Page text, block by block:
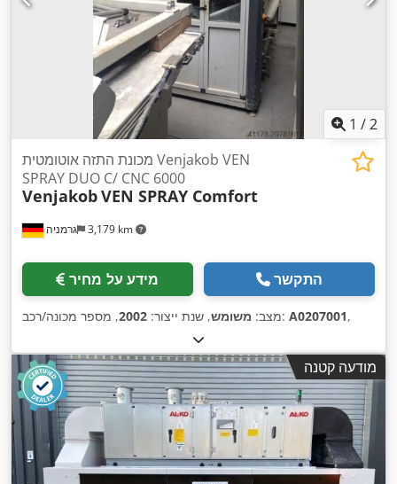
1 /2
גרמניה 3,179 km
מכונת התזה אוטומטית Venjakob VEN
SPRAY DUO C/ CNC 6000
VenjakobVEN SPRAY Comfort
מידע על מחיר התקשר
מצב: משומש, שנת ייצור: 2002 , מספר מכונה/רכב: A0207001,
מודעה קטנה